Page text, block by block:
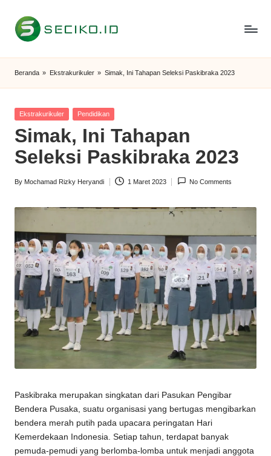
Skip
S
e
c
i
k
o
I
Beranda » Ekstrakurikuler » Simak, Ini Tahapan Seleksi Paskibraka 2023
Posted
Ekstrakurikuler Pendidikan
Simak, Ini Tahapan
Seleksi Paskibraka 2023
Posted
By Mochamad Rizky Heryandi 1 Maret 2023 No Comments
Paskibraka merupakan singkatan dari Pasukan Pengibar
Bendera Pusaka, suatu organisasi yang bertugas mengibarkan
bendera merah putih pada upacara peringatan Hari
Kemerdekaan Indonesia. Setiap tahun, terdapat banyak
pemuda-pemudi yang berlomba-lomba untuk menjadi anggota